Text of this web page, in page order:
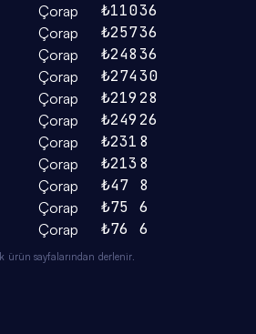
Çorap ₺11036
Çorap ₺25736
Çorap ₺24836
Çorap ₺27430
Çorap ₺21928
Çorap ₺24926
Çorap ₺231 8
Çorap ₺2138
Çorap ₺47
8
Çorap ₺75
6
Çorap ₺76 6
ürün sayfalarından derlenir.